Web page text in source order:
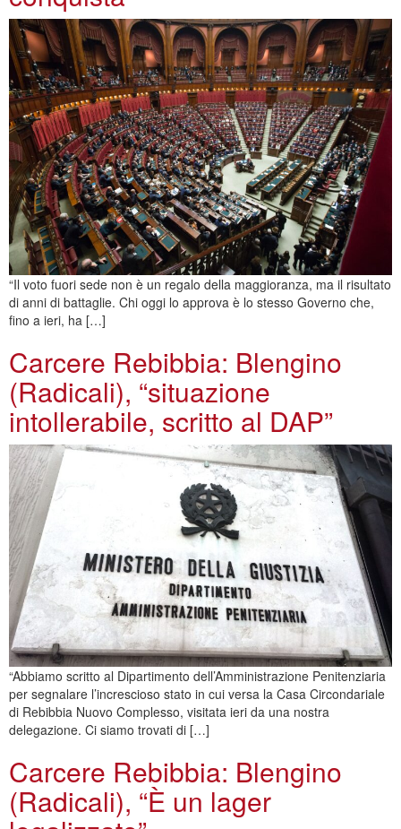
“Il voto fuori sede non è un regalo della maggioranza, ma il risultato
di anni di battaglie. Chi oggi lo approva è lo stesso Governo che,
fino a ieri, ha […]
Carcere Rebibbia: Blengino
(Radicali), “situazione
intollerabile, scritto al DAP”
“Abbiamo scritto al Dipartimento dell’Amministrazione Penitenziaria
per segnalare l’increscioso stato in cui versa la Casa Circondariale
di Rebibbia Nuovo Complesso, visitata ieri da una nostra
delegazione. Ci siamo trovati di […]
Carcere Rebibbia: Blengino
(Radicali), “È un lager